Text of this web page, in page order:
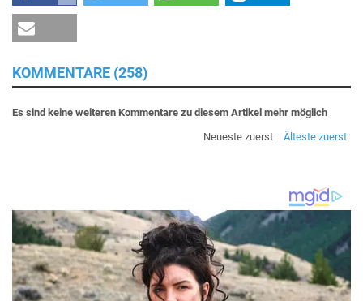
KOMMENTARE (258)
Es sind keine weiteren Kommentare zu diesem Artikel mehr möglich
Neueste zuerst
Älteste zuerst